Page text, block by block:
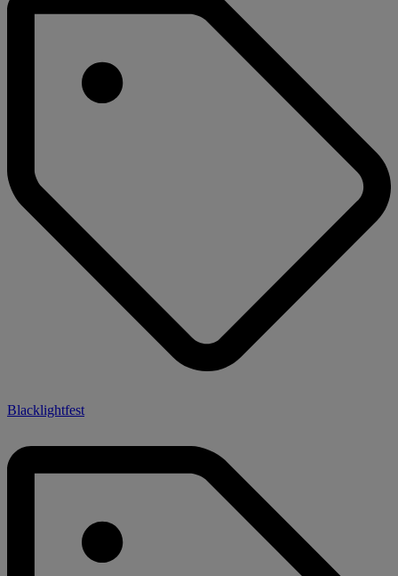
Blacklightfest